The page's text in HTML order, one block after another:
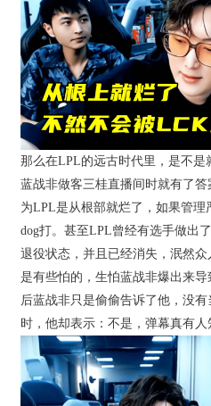
那么在LPL的远古时代里，是不
蓝战非做客三桂直播间时就有了
为LPL是从根部就烂了，如果管理
dog打。甚至LPL曾经有选手做出
退役状态，并且已经消失，泯然
是有些怕的，生怕蓝战非爆出来
后蓝战非只是偷偷告诉了他，没
时，他却表示：不是，弹幕真有人